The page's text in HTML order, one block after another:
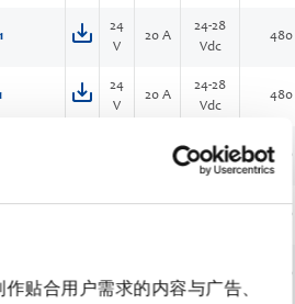
贴合用户需求的内容与广告、
24
V
20 A
24-28
Vdc
480
24
V
20 A
24-28
Vdc
480
24-28
Vdc
36
36-42
V
Vdc